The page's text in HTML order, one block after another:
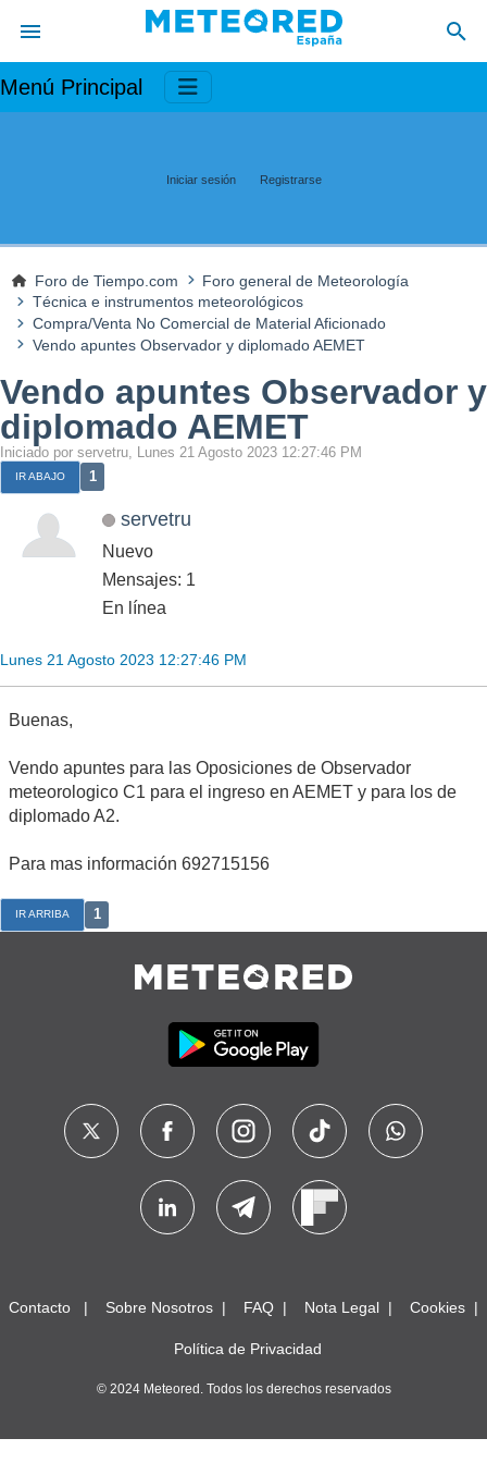
Menú Principal
Iniciar sesión Registrarse
Foro de Tiempo.com
Foro general de Meteorología
Técnica e instrumentos meteorológicos
Compra/Venta No Comercial de Material Aficionado
Vendo apuntes Observador y diplomado AEMET
Vendo apuntes Observador y
diplomado AEMET
Iniciado por servetru, Lunes 21 Agosto 2023 12:27:46 PM
IR ABAJO 1
servetru
Nuevo
Mensajes: 1
En línea
Lunes 21 Agosto 2023 12:27:46 PM
Buenas,
Vendo apuntes para las Oposiciones de Observador
meteorologico C1 para el ingreso en AEMET y para los de
diplomado A2.
Para mas información 692715156
IR ARRIBA 1
Contacto Sobre Nosotros FAQ Nota Legal Cookies
Política de Privacidad
© 2024 Meteored. Todos los derechos reservados